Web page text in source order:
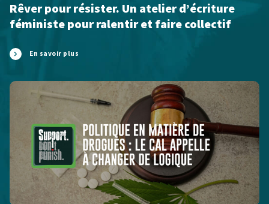
Rêver pour résister. Un atelier d’écriture
féministe pour ralentir et faire collectif
En savoir plus